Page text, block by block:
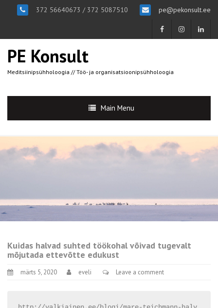
372 56640673 / 372 5087510 pe@pekonsult.ee
PE Konsult
Meditsiinipsühholoogia // Töö- ja organisatsioonipsühholoogia
Main Menu
Kuidas halvad suhted töökohal võivad tugevalt
mõjutada ettevõtte edukust
märts 5, 2020 eveli Leave a comment